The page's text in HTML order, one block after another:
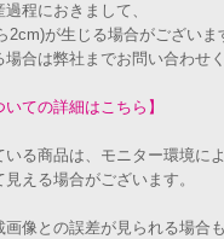
程におきまして、
2cm)が生じる場合がございま
合は弊社までお問い合わせく
いての詳細はこちら】
る商品は、モニター環境に
える場合がございます。
像との誤差が見られる場合も